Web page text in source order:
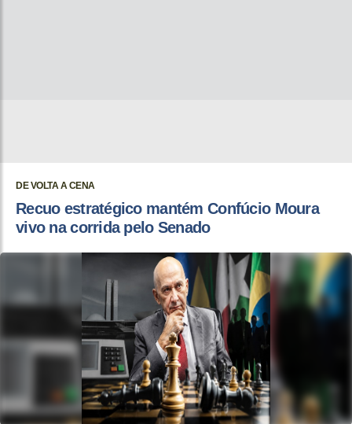
DE VOLTA A CENA
Recuo estratégico mantém Confúcio Moura
vivo na corrida pelo Senado